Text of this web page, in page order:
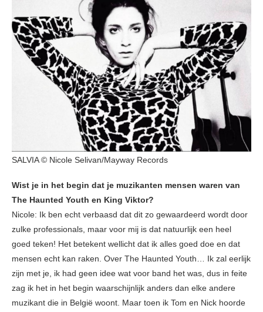
SALVIA © Nicole Selivan/Mayway Records
Wist je in het begin dat je muzikanten mensen waren van
The Haunted Youth en King Viktor?
Nicole: Ik ben echt verbaasd dat dit zo gewaardeerd wordt door
zulke professionals, maar voor mij is dat natuurlijk een heel
goed teken! Het betekent wellicht dat ik alles goed doe en dat
mensen echt kan raken. Over The Haunted Youth… Ik zal eerlijk
zijn met je, ik had geen idee wat voor band het was, dus in feite
zag ik het in het begin waarschijnlijk anders dan elke andere
muzikant die in België woont. Maar toen ik Tom en Nick hoorde